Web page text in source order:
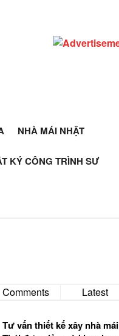
NHÀ MÁI NHẬT
KÝ CÔNG TRÌNH SƯ
Comments Latest
Tư vấn thiết kế xây nhà mái